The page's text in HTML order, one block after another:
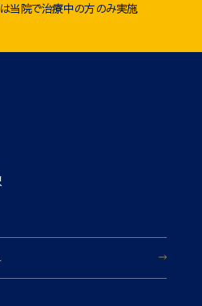
当院で治療中の方のみ実施